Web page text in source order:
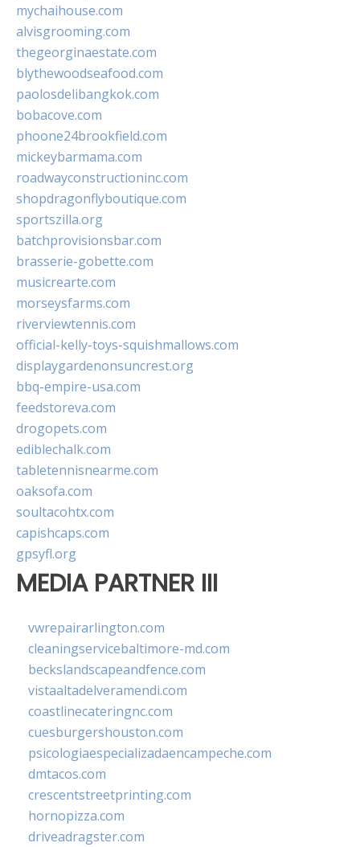
mychaihouse.com
alvisgrooming.com
thegeorginaestate.com
blythewoodseafood.com
paolosdelibangkok.com
bobacove.com
phoone24brookfield.com
mickeybarmama.com
roadwayconstructioninc.com
shopdragonflyboutique.com
sportszilla.org
batchprovisionsbar.com
brasserie-gobette.com
musicrearte.com
morseysfarms.com
riverviewtennis.com
official-kelly-toys-squishmallows.com
displaygardenonsuncrest.org
bbq-empire-usa.com
feedstoreva.com
drogopets.com
ediblechalk.com
tabletennisnearme.com
oaksofa.com
soultacohtx.com
capishcaps.com
gpsyfl.org
MEDIA PARTNER III
vwrepairarlington.com
cleaningservicebaltimore-md.com
beckslandscapeandfence.com
vistaaltadelveramendi.com
coastlinecateringnc.com
cuesburgershouston.com
psicologiaespecializadaencampeche.com
dmtacos.com
crescentstreetprinting.com
hornopizza.com
driveadragster.com